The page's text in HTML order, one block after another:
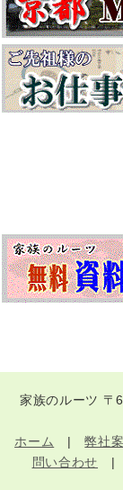
家族のルーツ 〒
ホーム
|弊社
問い合わせ |